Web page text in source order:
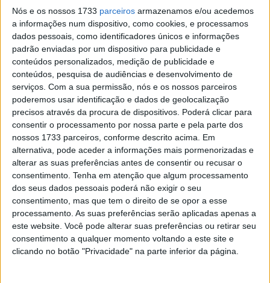
Nós e os nossos 1733 parceiros armazenamos e/ou acedemos
a informações num dispositivo, como cookies, e processamos
dados pessoais, como identificadores únicos e informações
padrão enviadas por um dispositivo para publicidade e
conteúdos personalizados, medição de publicidade e
conteúdos, pesquisa de audiências e desenvolvimento de
serviços. Com a sua permissão, nós e os nossos parceiros
poderemos usar identificação e dados de geolocalização
precisos através da procura de dispositivos. Poderá clicar para
consentir o processamento por nossa parte e pela parte dos
nossos 1733 parceiros, conforme descrito acima. Em
alternativa, pode aceder a informações mais pormenorizadas e
alterar as suas preferências antes de consentir ou recusar o
consentimento. Tenha em atenção que algum processamento
dos seus dados pessoais poderá não exigir o seu
consentimento, mas que tem o direito de se opor a esse
processamento. As suas preferências serão aplicadas apenas a
este website. Você pode alterar suas preferências ou retirar seu
consentimento a qualquer momento voltando a este site e
clicando no botão "Privacidade" na parte inferior da página.
Arbolino e Chantra a passar também à Q2, pode-se dizer
que o resultado esperado foi atingido, com a renovada
pole de Raul Fernández, em dupla com o seu colega da
KTM Red Bull Remy Gardner logo a seguir.
Já maior surpresa foi a terceira posição de Fábio
DiGiannantonio, de regresso à sua forma de outrora no